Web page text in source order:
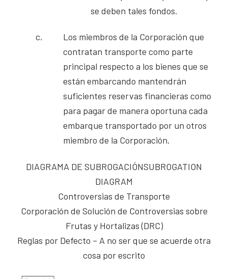
se deben tales fondos.
c.
Los miembros de la Corporación que
contratan transporte como parte
principal respecto a los bienes que se
están embarcando mantendrán
suficientes reservas financieras como
para pagar de manera oportuna cada
embarque transportado por un otros
miembro de la Corporación.
DIAGRAMA DE SUBROGACIÓNSUBROGATION
DIAGRAM
Controversias de Transporte
Corporación de Solución de Controversias sobre
Frutas y Hortalizas (DRC)
Reglas por Defecto – A no ser que se acuerde otra
cosa por escrito